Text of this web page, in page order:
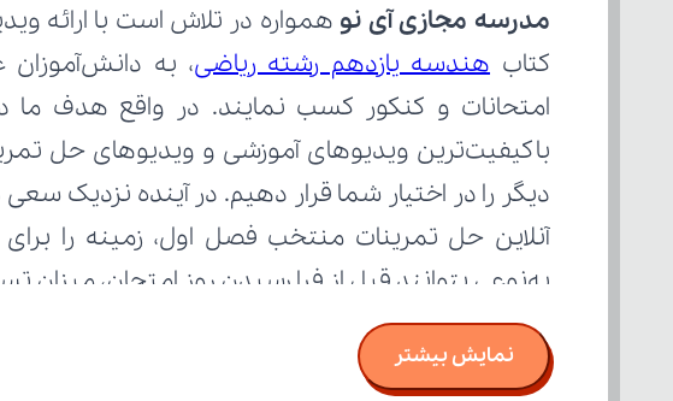
مدرسه مجازی آی نو
کتاب هندسه یازدهم رشته ریاضی
به‌نوعی بتوانند قبل از فرا رسیدن روز امتحان،
نمایش بیشتر